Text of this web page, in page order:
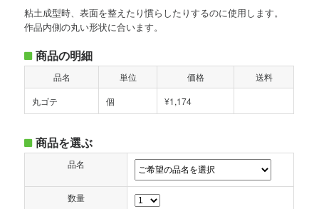
粘土成型時、表面を整えたり慣らしたりするのに使用します。
作品内側の丸い形状に合います。
商品の明細
品名 単位 価格
送料
丸ゴテ
個 ¥1,174
商品を選ぶ
品名
数量